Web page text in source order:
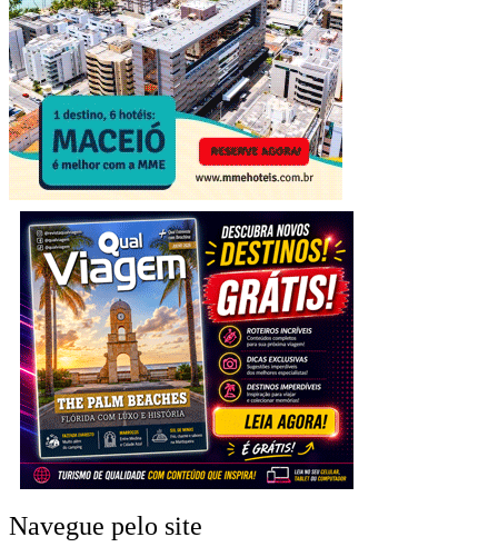
Navegue pelo site